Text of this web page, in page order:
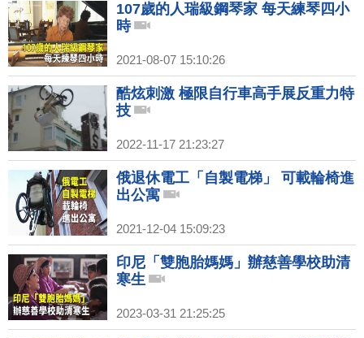
107歲的人瑞級鋼琴家 每天練琴四小
時
2021-08-07 15:10:26
酷炫刺激 極限自行車高手展反重力特
技
2022-11-17 21:23:27
俄退休電工「自製電梯」 可載輪椅進
出公寓
2021-12-04 15:09:23
印尼「雙胞胎媽媽」辦慈善學校助清
寒生
2023-03-31 21:25:25